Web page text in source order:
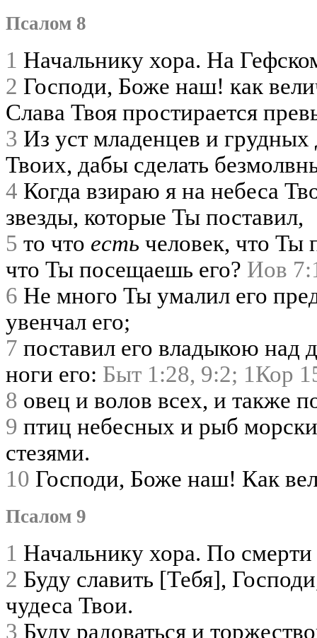
Псалом 8
1 Начальнику хора. На
2 Господи, Боже наш! как
Слава Твоя простирается
3 Из уст младенцев и грудных
Твоих, дабы сделать
4 Когда взираю я на небеса
звезды, которые Ты поставил,
5 то что есть человек, что Ты
что Ты посещаешь его? Иов
6 Не много Ты умалил его
увенчал его;
7 поставил его владыкою над
ноги его: Быт 1:28, 9:2; 1Кор
8 овец и волов всех, и также
9 птиц небесных и рыб
стезями.
10 Господи, Боже наш! Как
Псалом 9
1 Начальнику хора. По
2 Буду славить [Тебя],
чудеса Твои.
3 Буду радоваться и